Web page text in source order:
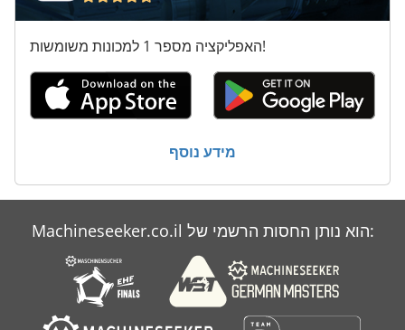
האפליקציה מספר 1 למכונות משומשות!
מידע נוסף
Machineseeker.co.il הוא נותן החסות הרשמי של: